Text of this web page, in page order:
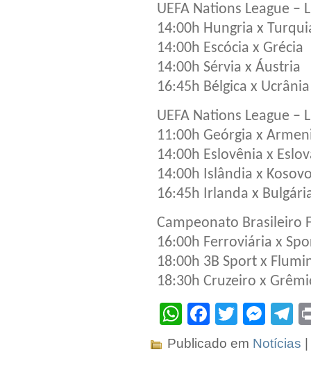
UEFA Nations League –
14:00h Hungria x
14:00h Escócia x Grécia
14:00h Sérvia x Áustria
16:45h Bélgica x Ucrânia
UEFA Nations League –
11:00h Geórgia x
14:00h Eslovênia x
14:00h Islândia x
16:45h Irlanda x
Campeonato Brasileiro
16:00h Ferroviária x
18:00h 3B Sport x
18:30h Cruzeiro x
WhatsApp
Facebook
Twitter
Publicado em Notícias |